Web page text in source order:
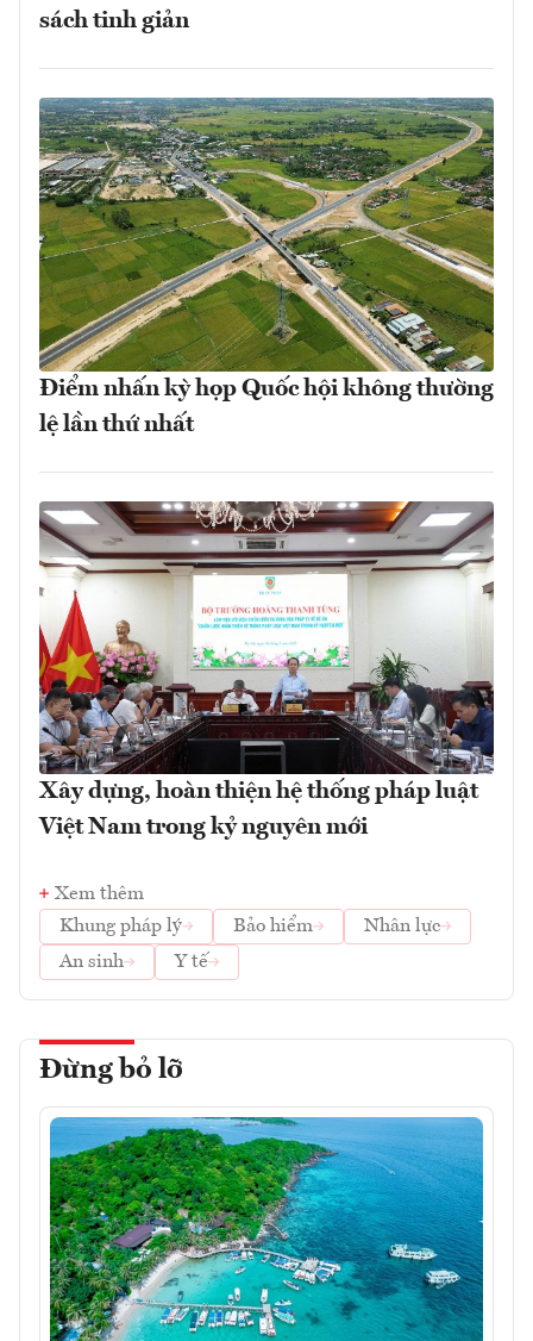
sách tinh giản
Điểm nhấn kỳ họp Quốc hội không thường
lệ lần thứ nhất
Xây dựng, hoàn thiện hệ thống pháp luật
Việt Nam trong kỷ nguyên mới
Xem thêm
Khung pháp lý
Bảo hiểm
Nhân lực
An sinh
Y tế
Đừng bỏ lỡ